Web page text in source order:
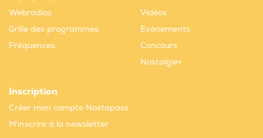
Webradios
Grille des programmes
Fréquences
Vidéos
Evènements
Concours
Nostalgie+
Inscription
Créer mon compte Nostapass
M'inscrire à la newsletter